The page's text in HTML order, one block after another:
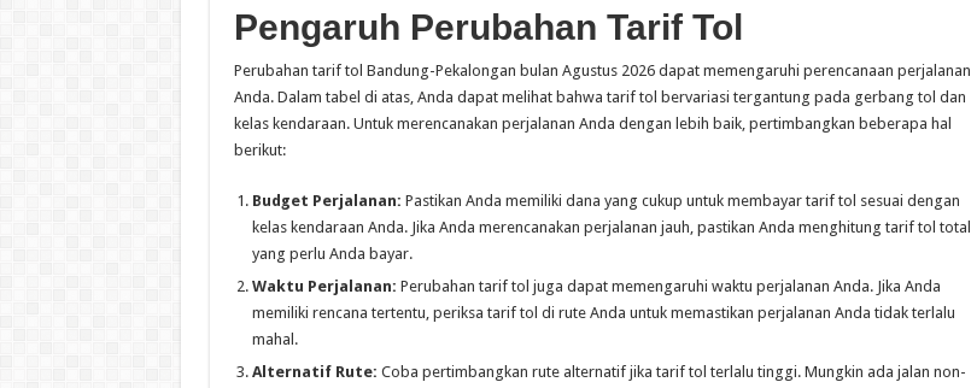
Pengaruh Perubahan Tarif Tol
Perubahan tarif tol Bandung-Pekalongan bulan Agustus 2026 dapat memengaruhi perencanaan perjalanan
Anda. Dalam tabel di atas, Anda dapat melihat bahwa tarif tol bervariasi tergantung pada gerbang tol dan
kelas kendaraan. Untuk merencanakan perjalanan Anda dengan lebih baik, pertimbangkan beberapa hal
berikut:
Budget Perjalanan: Pastikan Anda memiliki dana yang cukup untuk membayar tarif tol sesuai dengan
kelas kendaraan Anda. Jika Anda merencanakan perjalanan jauh, pastikan Anda menghitung tarif tol total
yang perlu Anda bayar.
Waktu Perjalanan: Perubahan tarif tol juga dapat memengaruhi waktu perjalanan Anda. Jika Anda
memiliki rencana tertentu, periksa tarif tol di rute Anda untuk memastikan perjalanan Anda tidak terlalu
mahal.
Alternatif Rute: Coba pertimbangkan rute alternatif jika tarif tol terlalu tinggi. Mungkin ada jalan non-